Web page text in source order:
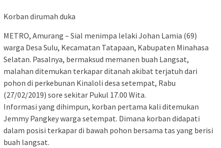
Korban dirumah duka
METRO, Amurang – Sial menimpa lelaki Johan Lamia (69)
warga Desa Sulu, Kecamatan Tatapaan, Kabupaten Minahasa
Selatan. Pasalnya, bermaksud memanen buah Langsat,
malahan ditemukan terkapar ditanah akibat terjatuh dari
pohon di perkebunan Kinaloli desa setempat, Rabu
(27/02/2019) sore sekitar Pukul 17.00 Wita.
Informasi yang dihimpun, korban pertama kali ditemukan
Jemmy Pangkey warga setempat. Dimana korban didapati
dalam posisi terkapar di bawah pohon bersama tas yang berisi
buah langsat.